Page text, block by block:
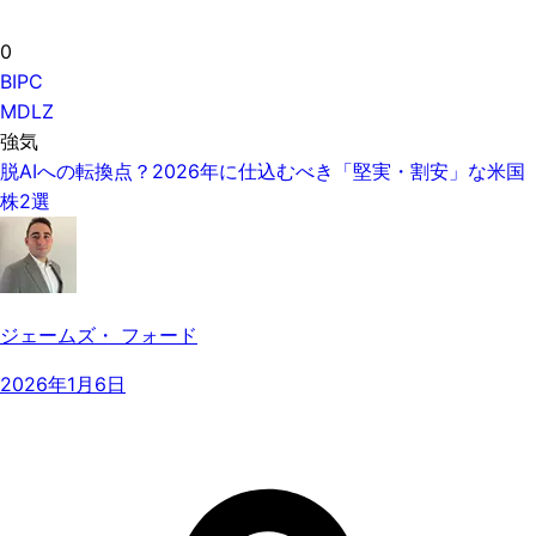
0
BIPC
MDLZ
強気
脱AIへの転換点？2026年に仕込むべき「堅実・割安」な米国
株2選
ジェームズ・ フォード
2026年1月6日